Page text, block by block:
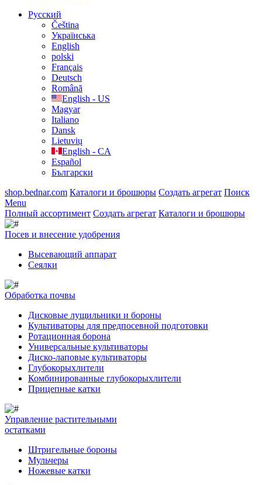
Русский
Čeština
Українська
English
polski
Français
Deutsch
Română
English - US
Magyar
Italiano
Dansk
Lietuvių
English - CA
Español
Български
shop.bednar.com Каталоги и брошюры Создать агрегат Поиск
Menu
Полный ассортимент Создать агрегат Каталоги и брошюры
Посев и внесение удобрения
Высевающий аппарат
Сеялки
Обработка почвы
Дисковые лущильники и бороны
Культиваторы для предпосевной подготовки
Ротационная борона
Универсальные культиваторы
Диско-лаповые культиваторы
Глубокорыхлители
Комбинированные глубокорыхлители
Прицепные катки
Управление растительными
остатками
Штригельные бороны
Мульчеры
Ножевые катки